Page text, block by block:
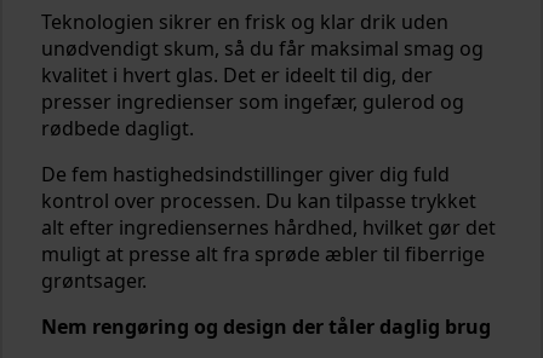
Teknologien sikrer en frisk og klar drik uden
unødvendigt skum, så du får maksimal smag og
kvalitet i hvert glas. Det er ideelt til dig, der
presser ingredienser som ingefær, gulerod og
rødbede dagligt.
De fem hastighedsindstillinger giver dig fuld
kontrol over processen. Du kan tilpasse trykket
alt efter ingrediensernes hårdhed, hvilket gør det
muligt at presse alt fra sprøde æbler til fiberrige
grøntsager.
Nem rengøring og design der tåler daglig brug